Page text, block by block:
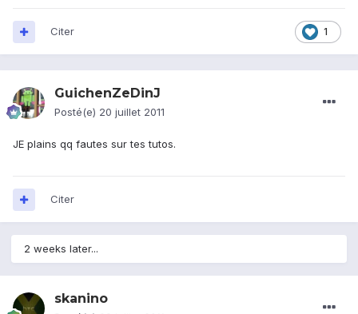
1
Citer
GuichenZeDinJ
Posté(e) 20 juillet 2011
JE plains qq fautes sur tes tutos.
Citer
2 weeks later...
skanino